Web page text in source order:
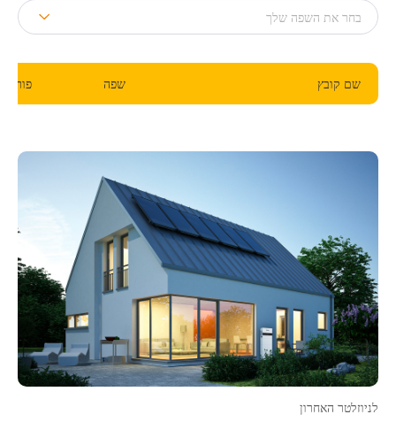
שם קובץ שפה פורמט
לניוזלטר האחרון